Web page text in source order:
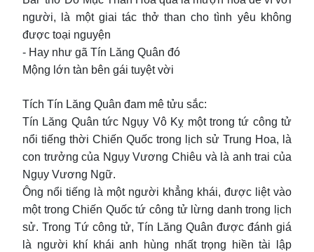
người, là một giai tác thở than cho tình yêu không
được toại nguyện
- Hay như gã Tín Lăng Quân đó
Mộng lớn tàn bên gái tuyệt vời
Tích Tín Lăng Quân đam mê tửu sắc:
Tín Lăng Quân tức Ngụy Vô Kỵ một trong tứ công tử
nổi tiếng thời Chiến Quốc trong lịch sử Trung Hoa, là
con trưởng của Ngụy Vương Chiêu và là anh trai của
Ngụy Vương Ngữ.
Ông nổi tiếng là một người khẳng khái, được liệt vào
một trong Chiến Quốc tứ công tử lừng danh trong lịch
sử. Trong Tứ công tử, Tín Lăng Quân được đánh giá
là người khí khái anh hùng nhất trọng hiền tài lập